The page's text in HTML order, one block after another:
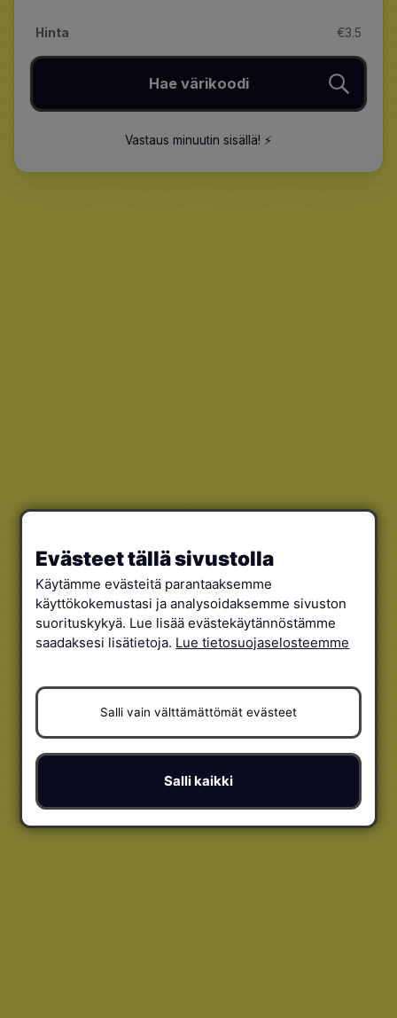
Hinta €3.5
Hae värikoodi
Vastaus minuutin sisällä! ⚡️
Evästeet tällä sivustolla
Käytämme evästeitä parantaaksemme
käyttökokemustasi ja analysoidaksemme sivuston
suorituskykyä. Lue lisää evästekäytännöstämme
saadaksesi lisätietoja. Lue tietosuojaselosteemme
Salli vain välttämättömät evästeet
Salli kaikki